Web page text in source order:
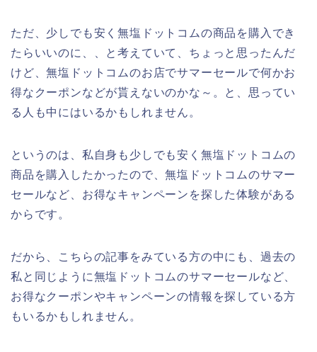
ただ、少しでも安く無塩ドットコムの商品を購入でき
たらいいのに、、と考えていて、ちょっと思ったんだ
けど、無塩ドットコムのお店でサマーセールで何かお
得なクーポンなどが貰えないのかな～。と、思ってい
る人も中にはいるかもしれません。
というのは、私自身も少しでも安く無塩ドットコムの
商品を購入したかったので、無塩ドットコムのサマー
セールなど、お得なキャンペーンを探した体験がある
からです。
だから、こちらの記事をみている方の中にも、過去の
私と同じように無塩ドットコムのサマーセールなど、
お得なクーポンやキャンペーンの情報を探している方
もいるかもしれません。